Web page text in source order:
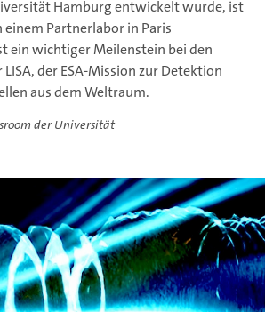
Hamburg entwickelt wurde, ist
einem Partnerlabor in Paris
ein wichtiger Meilenstein bei den
der ESA-Mission zur Detektion
aus dem Weltraum.
der Universität